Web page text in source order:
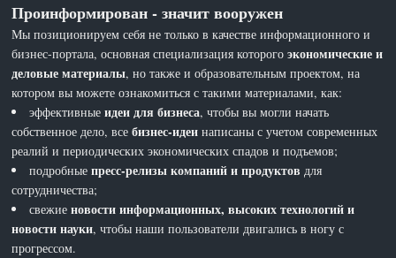
Проинформирован - значит вооружен
Мы позиционируем себя не только в качестве информационного и
бизнес-портала, основная специализация которогоэкономические и
деловые материалы, но также и образовательным проектом, на
котором вы можете ознакомиться с такими материалами, как:
эффективныеидеи для бизнеса, чтобы вы могли начать
собственное дело, всебизнес-идеи написаны с учетом современных
реалий и периодических экономических спадов и подъемов;
подробныепресс-релизы компаний и продуктов для
сотрудничества;
свежиеновости информационных, высоких технологий и
новости науки, чтобы наши пользователи двигались в ногу с
прогрессом.